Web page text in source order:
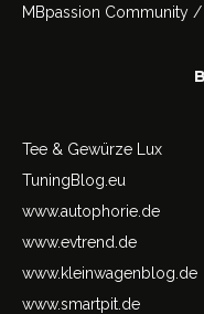
MBpassion Community
Tee & Gewürze Lux
TuningBlog.eu
www.autophorie.de
www.evtrend.de
www.kleinwagenblog.de
www.smartpit.de